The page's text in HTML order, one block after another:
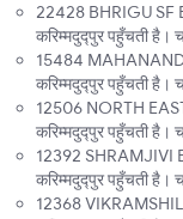
22428 BHRIGU SF
करिम्मदुद्पुर पहुँचती है।
15484
करिम्मदुद्पुर पहुँचती है।
12506 NORTH
करिम्मदुद्पुर पहुँचती है।
12392 SHRAMJIVI
करिम्मदुद्पुर पहुँचती है।
12368